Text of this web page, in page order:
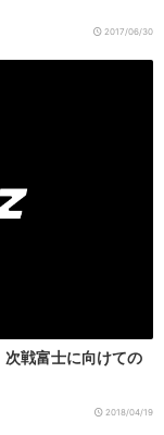
2017/06/30
戦富士に向けての
2018/04/19